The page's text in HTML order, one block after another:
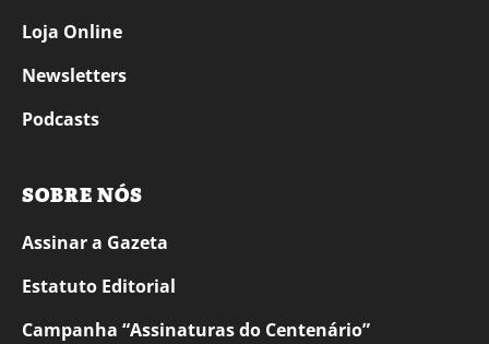
Loja Online
Newsletters
Podcasts
SOBRE NÓS
Assinar a Gazeta
Estatuto Editorial
Campanha “Assinaturas do Centenário”